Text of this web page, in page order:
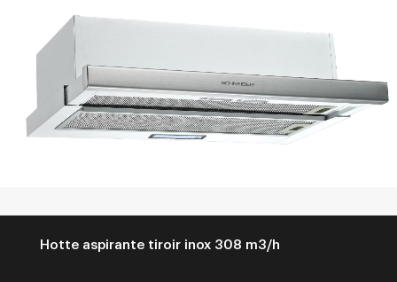
Hotte aspirante tiroir inox 308 m3/h